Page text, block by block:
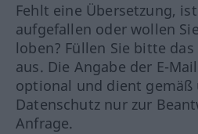
Fehlt eine Übersetzung,
aufgefallen oder wollen
loben? Füllen Sie bitte
aus. Die Angabe der E-
optional und dient gemäß
Datenschutz nur zur
Anfrage.